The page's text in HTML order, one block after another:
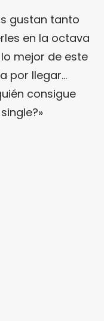
gustan tanto
en la octava
mejor de este
por llegar…
consigue